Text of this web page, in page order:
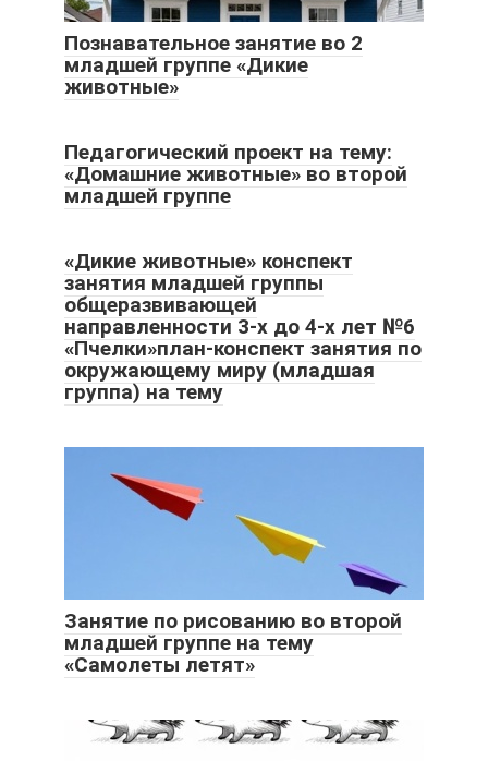
Познавательное занятие во 2
младшей группе «Дикие
животные»
Педагогический проект на тему:
«Домашние животные» во второй
младшей группе
«Дикие животные» конспект
занятия младшей группы
общеразвивающей
направленности 3-х до 4-х лет №6
«Пчелки»план-конспект занятия по
окружающему миру (младшая
группа) на тему
Занятие по рисованию во второй
младшей группе на тему
«Самолеты летят»